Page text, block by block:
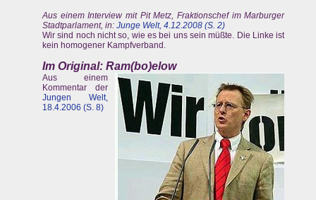
Aus einem Interview mit Pit Metz, Fraktionschef im Marburger
Stadtparlament, in: Junge Welt, 4.12.2008 (S. 2)
Wir sind noch nicht so, wie es bei uns sein müßte. Die Linke ist
kein homogener Kampfverband.
Im Original: Ram(bo)elow
Aus einem
Kommentar der
Jungen Welt,
18.4.2006 (S. 8)